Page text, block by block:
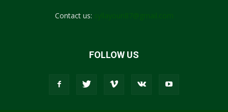
Contact us:
FOLLOW US